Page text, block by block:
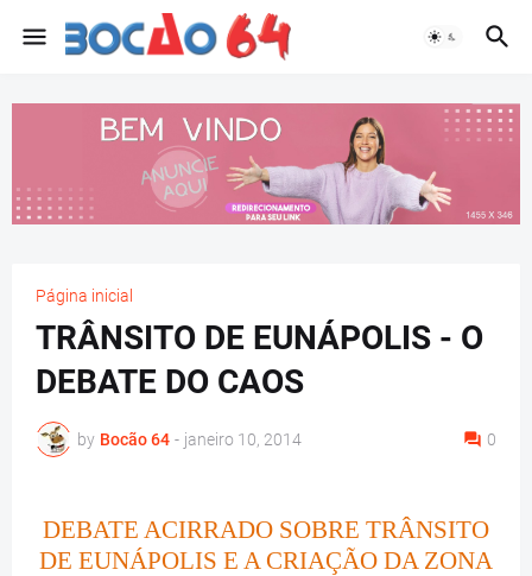
Página inicial
TRÂNSITO DE EUNÁPOLIS - O
DEBATE DO CAOS
by Bocão 64 - janeiro 10, 2014 0
DEBATE ACIRRADO SOBRE TRÂNSITO
DE EUNÁPOLIS E A CRIAÇÃO DA ZONA